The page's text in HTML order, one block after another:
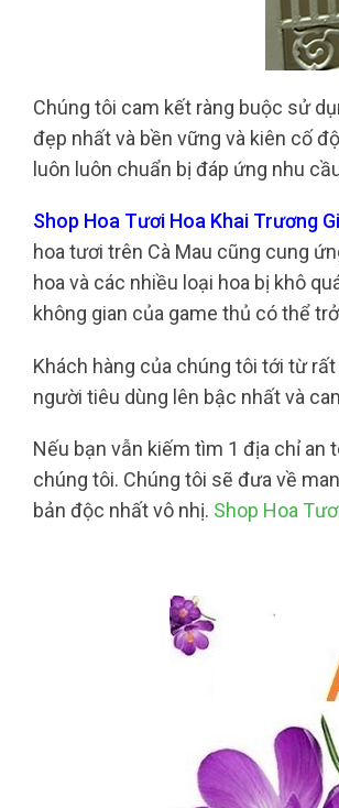
Chúng tôi cam kết ràng buộc sử
đẹp nhất và bền vững và kiên cố
luôn luôn chuẩn bị đáp ứng nhu
Shop Hoa Tươi Hoa Khai Trương
hoa tươi trên Cà Mau cũng cung
hoa và các nhiều loại hoa bị khô
không gian của game thủ có thể
Khách hàng của chúng tôi tới từ
người tiêu dùng lên bậc nhất và
Nếu bạn vẫn kiếm tìm 1 địa chỉ an
chúng tôi. Chúng tôi sẽ đưa về
bản độc nhất vô nhị. Shop Hoa